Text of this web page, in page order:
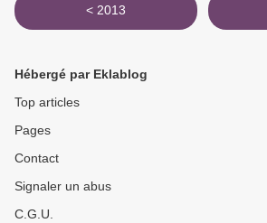
< 2013
Hébergé par Eklablog
Top articles
Pages
Contact
Signaler un abus
C.G.U.